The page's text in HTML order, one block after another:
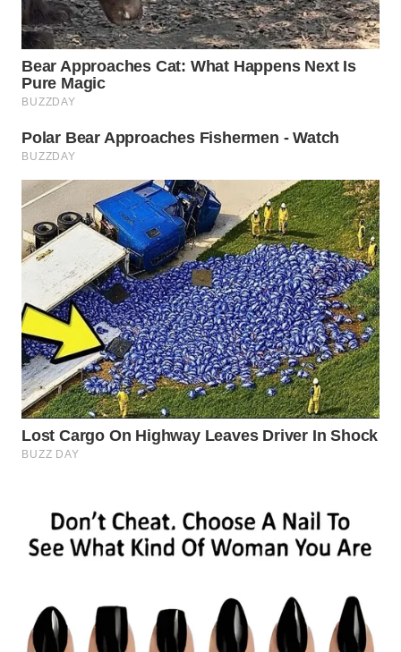
DEPOK
TAPANULI
UTARA
WN
SAMOSIR
WN
PADANG
LAWAS
WN
SUMEDANG
WN
CIANJUR
KEPULAUAN
SERIBU
WN
TANGERANG
WN